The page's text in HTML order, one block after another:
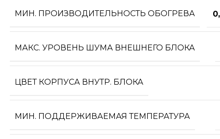
МИН. ПРОИЗВОДИТЕЛЬНОСТЬ ОБОГРЕВА
МАКС. УРОВЕНЬ ШУМА ВНЕШНЕГО БЛОКА
ЦВЕТ КОРПУСА ВНУТР. БЛОКА
МИН. ПОДДЕРЖИВАЕМАЯ ТЕМПЕРАТУРА